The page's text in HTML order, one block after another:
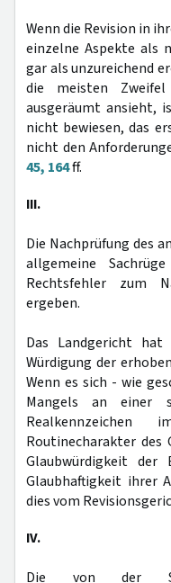
Wenn die Revision in
einzelne Aspekte als
gar als unzureichend
die meisten
ausgeräumt ansieht,
nicht bewiesen, das
nicht den
45, 164ff.
III.
Die Nachprüfung des
allgemeine
Rechtsfehler zum
ergeben.
Das Landgericht hat
Würdigung der
Wenn es sich - wie
Mangels an einer
Routinecharakter des
Glaubwürdigkeit der
Glaubhaftigkeit ihrer
dies vom
IV.
Die von der